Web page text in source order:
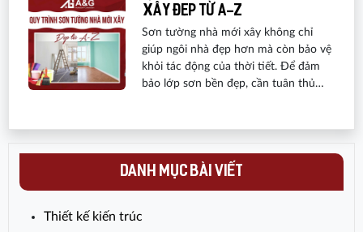
xây đẹp từ A-Z
Sơn tường nhà mới xây không chỉ
giúp ngôi nhà đẹp hơn mà còn bảo vệ
khỏi tác động của thời tiết. Để đảm
bảo lớp sơn bền đẹp, cần tuân thủ
DANH MỤC BÀI VIẾT
Thiết kế kiến trúc